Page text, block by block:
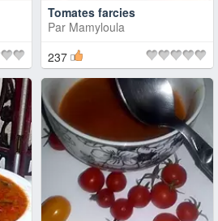
Tomates farcies
Par Mamyloula
237